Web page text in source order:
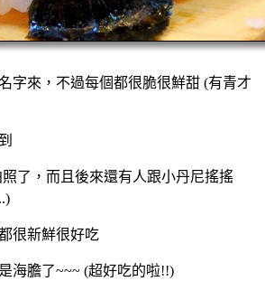
字來，不過每個都很脆很鮮甜 (有青才
了，而且後來還有人跟小丹尼搖搖
很新鮮很好吃
海膽了~~~ (超好吃的啦!!)